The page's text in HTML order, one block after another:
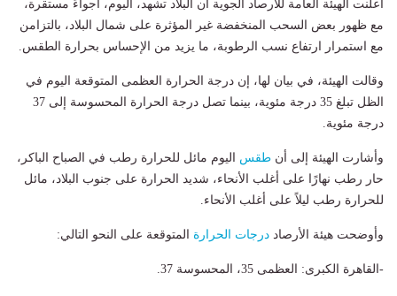
أعلنت الهيئة العامة للأرصاد الجوية أن البلاد تشهد، اليوم، أجواءً مستقرة،
مع ظهور بعض السحب المنخفضة غير المؤثرة على شمال البلاد، بالتزامن
مع استمرار ارتفاع نسب الرطوبة، ما يزيد من الإحساس بحرارة الطقس.
وقالت الهيئة، في بيان لها، إن درجة الحرارة العظمى المتوقعة اليوم في
الظل تبلغ 35 درجة مئوية، بينما تصل درجة الحرارة المحسوسة إلى 37
درجة مئوية.
وأشارت الهيئة إلى أن طقس اليوم مائل للحرارة رطب في الصباح الباكر،
حار رطب نهارًا على أغلب الأنحاء، شديد الحرارة على جنوب البلاد، مائل
للحرارة رطب ليلاً على أغلب الأنحاء.
وأوضحت هيئة الأرصاد درجات الحرارة المتوقعة على النحو التالي:
-القاهرة الكبرى: العظمى 35، المحسوسة 37.